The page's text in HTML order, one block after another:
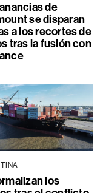
de
se disparan
a los recortes de
tras la fusión con
los